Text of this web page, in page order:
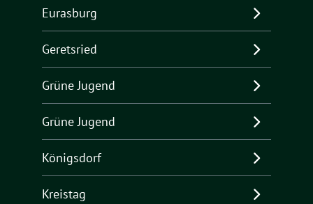
Eurasburg
Geretsried
Grüne Jugend
Grüne Jugend
Königsdorf
Kreistag